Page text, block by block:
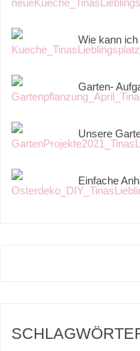
Wie kann
Garten-
Unsere
Einfache